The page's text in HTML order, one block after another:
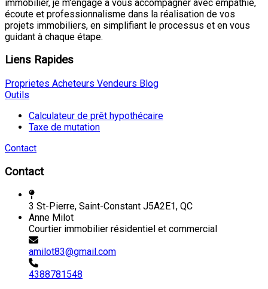
immobilier, je m'engage à vous accompagner avec empathie,
écoute et professionnalisme dans la réalisation de vos
projets immobiliers, en simplifiant le processus et en vous
guidant à chaque étape.
Liens Rapides
Proprietes Acheteurs Vendeurs Blog
Outils
Calculateur de prêt hypothécaire
Taxe de mutation
Contact
Contact
3 St-Pierre, Saint-Constant J5A2E1, QC
Anne Milot
Courtier immobilier résidentiel et commercial
amilot83@gmail.com
4388781548